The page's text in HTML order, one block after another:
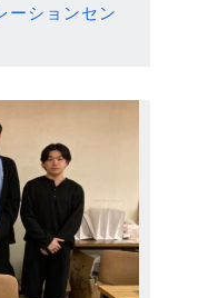
ーションセン